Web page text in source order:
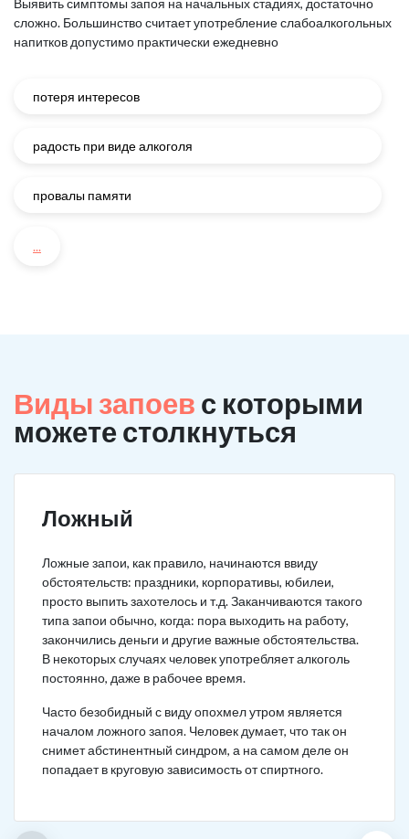
Выявить симптомы запоя на начальных стадиях, достаточно
сложно. Большинство считает употребление слабоалкогольных
напитков допустимо практически ежедневно
потеря интересов
радость при виде алкоголя
провалы памяти
...
Виды запоев с которыми
можете столкнуться
Ложный
Ложные запои, как правило, начинаются ввиду
обстоятельств: праздники, корпоративы, юбилеи,
просто выпить захотелось и т.д. Заканчиваются такого
типа запои обычно, когда: пора выходить на работу,
закончились деньги и другие важные обстоятельства.
В некоторых случаях человек употребляет алкоголь
постоянно, даже в рабочее время.
Часто безобидный с виду опохмел утром является
началом ложного запоя. Человек думает, что так он
снимет абстинентный синдром, а на самом деле он
попадает в круговую зависимость от спиртного.